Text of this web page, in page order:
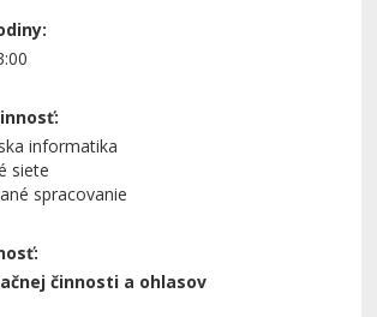
informatika
siete
spracovanie
činnosti a ohlasov